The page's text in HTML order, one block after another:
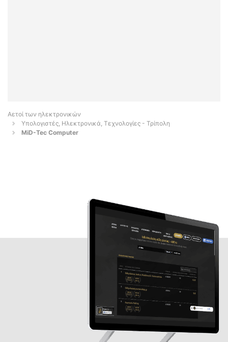
Αετοί των ηλεκτρονικών
Υπολογιστές, Ηλεκτρονικά, Τεχνολογίες - Τρίπολη
MiD-Tec Computer